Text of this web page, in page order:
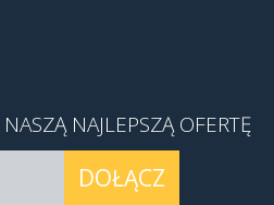
NAJLEPSZĄ OFERTĘ
DOŁĄCZ